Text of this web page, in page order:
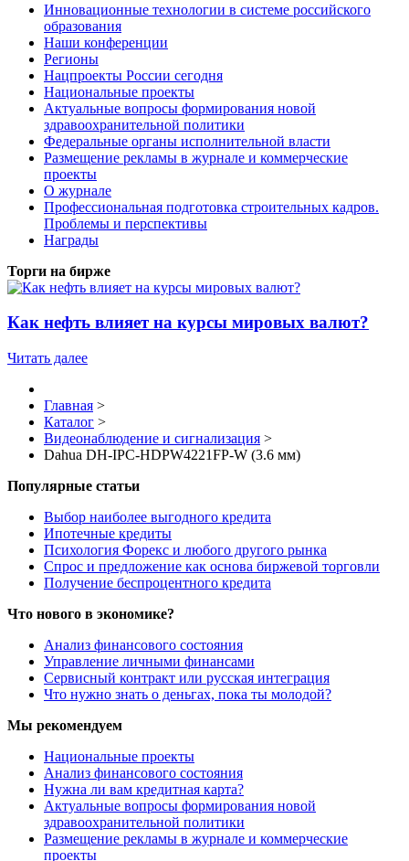
Инновационные технологии в системе российского
образования
Наши конференции
Регионы
Нацпроекты России сегодня
Национальные проекты
Актуальные вопросы формирования новой
здравоохранительной политики
Федеральные органы исполнительной власти
Размещение рекламы в журнале и коммерческие
проекты
О журнале
Профессиональная подготовка строительных кадров.
Проблемы и перспективы
Награды
Торги на бирже
Как нефть влияет на курсы мировых валют?
Читать далее
Главная >
Каталог >
Видеонаблюдение и сигнализация >
Dahua DH-IPC-HDPW4221FP-W (3.6 мм)
Популярные статьи
Выбор наиболее выгодного кредита
Ипотечные кредиты
Психология Форекс и любого другого рынка
Спрос и предложение как основа биржевой торговли
Получение беспроцентного кредита
Что нового в экономике?
Анализ финансового состояния
Управление личными финансами
Сервисный контракт или русская интеграция
Что нужно знать о деньгах, пока ты молодой?
Мы рекомендуем
Национальные проекты
Анализ финансового состояния
Нужна ли вам кредитная карта?
Актуальные вопросы формирования новой
здравоохранительной политики
Размещение рекламы в журнале и коммерческие
проекты